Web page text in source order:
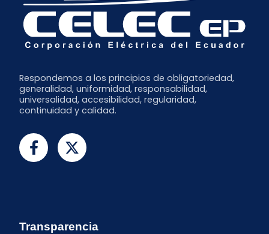
Respondemos a los principios de obligatoriedad,
generalidad, uniformidad, responsabilidad,
universalidad, accesibilidad, regularidad,
continuidad y calidad.
Transparencia